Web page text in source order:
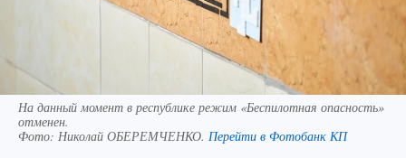
На данный момент в республике режим «Беспилотная опасность»
отменен.
Фото: Николай ОБЕРЕМЧЕНКО. Перейти в Фотобанк КП